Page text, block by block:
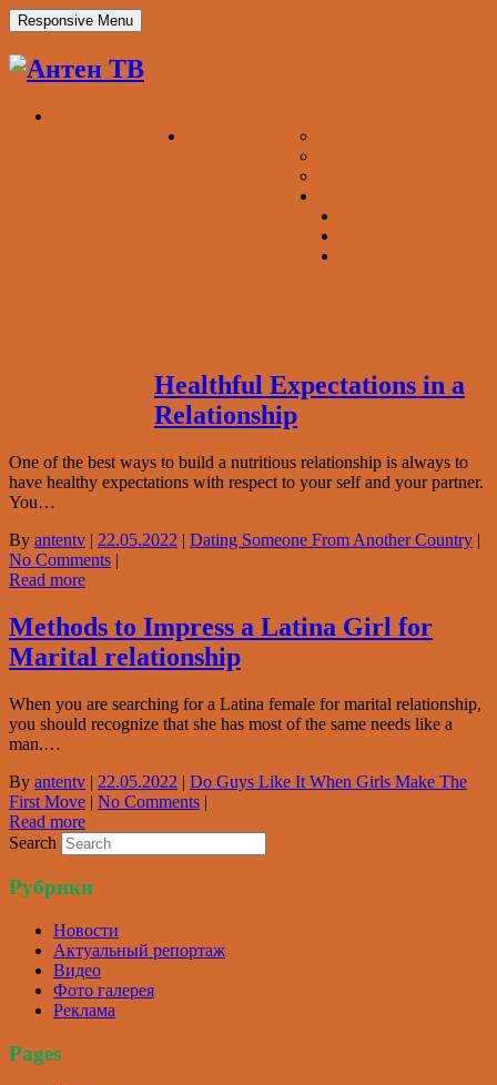
Responsive Menu
ОБ “АНТЕН ТВ”
ТЕЛЕПРОЕКТЫ
«АКТУАЛЬНЫЙ РЕПОРТАЖ»
Healthful Expectations in a
Relationship
One of the best ways to build a nutritious relationship is always to
have healthy expectations with respect to your self and your partner.
You…
By antentv | 22.05.2022 | Dating Someone From Another Country |
No Comments |
Read more
Methods to Impress a Latina Girl for
Marital relationship
When you are searching for a Latina female for marital relationship,
you should recognize that she has most of the same needs like a
man.…
By antentv | 22.05.2022 | Do Guys Like It When Girls Make The
First Move | No Comments |
Read more
Search
Рубрики
Новости
Актуальный репортаж
Видео
Фото галерея
Реклама
Pages